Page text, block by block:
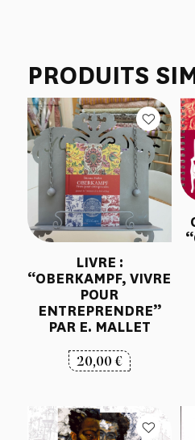
PRODUITS
LIVRE :
“OBERKAMPF, VIVRE
POUR
ENTREPRENDRE”
PAR E. MALLET
20,00€